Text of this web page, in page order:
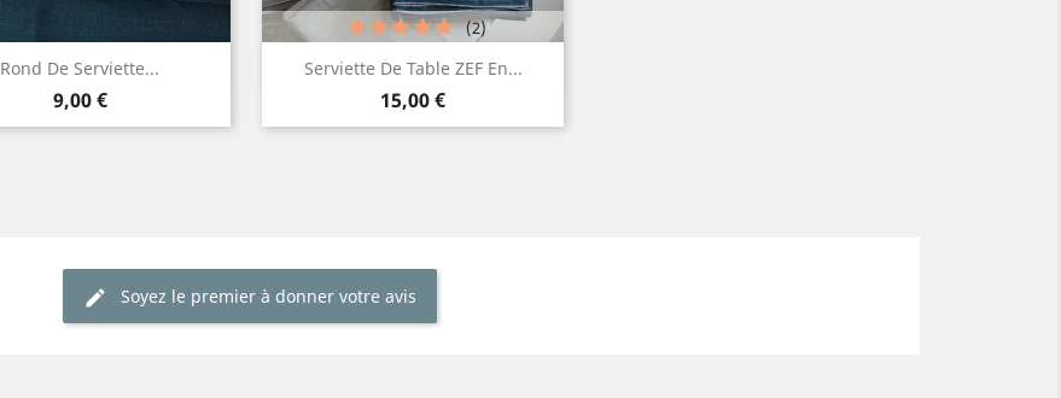
Rond De Serviette...
Prix
9,00 €
Aperçu rapide
Lin
naturel
Gris
foncé
Serviette De Table ZEF En...
Prix
15,00 €
(2)
Aperçu rapide
BlancIvoireBeige
argenté
Soyez le premier à donner votre avis